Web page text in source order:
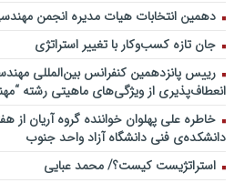
دهمین انتخابات هیات مدیره انجمن
جان تازه کسب‌وکار با تغییر استراتژی
رییس پانزدهمین کنفرانس بین‌المللی
انعطاف‌پذیری از ویژگی‌های ماهیتی رشته
خاطره علی پهلوان خواننده گروه آریان
دانشکده‌ی فنی دانشگاه آزاد واحد جنوب
استراتژیست کیست؟‬/ محمد عبایی